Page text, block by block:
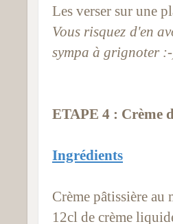
Les verser sur une
Vous risquez d'en
sympa à grignoter
ETAPE 4 : Crème
Ingrédients
Crème pâtissière au
12cl de crème